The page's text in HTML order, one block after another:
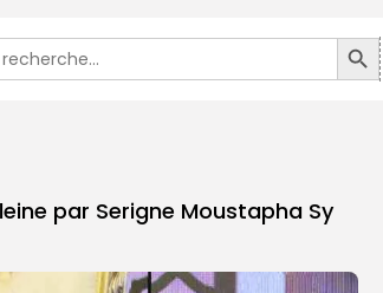
Search
Button
par Serigne Moustapha Sy